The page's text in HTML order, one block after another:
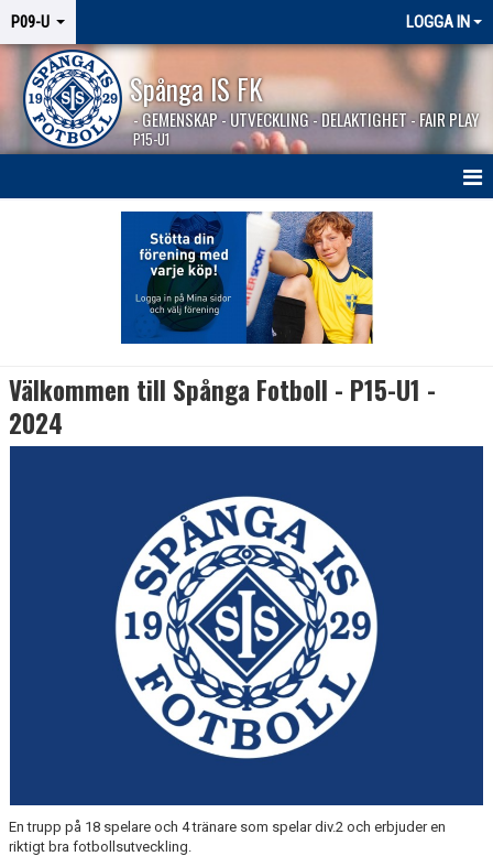
P09-U LOGGA IN
Spånga IS FK
- GEMENSKAP - UTVECKLING - DELAKTIGHET - FAIR PLAY
P15-U1
KONTAKT
Välkommen till Spånga Fotboll - P15-U1 -
2024
En trupp på 18 spelare och 4 tränare som spelar div.2 och erbjuder en
riktigt bra fotbollsutveckling.